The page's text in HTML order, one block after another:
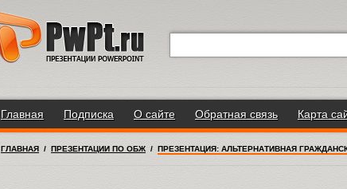
Главная Подписка О сайте Обратная связь Карта
ГЛАВНАЯ / ПРЕЗЕНТАЦИИ ПО ОБЖ / ПРЕЗЕНТАЦИЯ: АЛЬТЕРНАТИВНАЯ